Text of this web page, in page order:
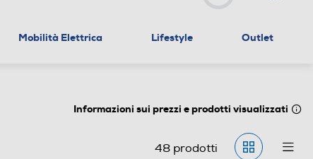
Mobilità Elettrica Lifestyle Outlet
Informazioni sui prezzi e prodotti visualizzati
48prodotti